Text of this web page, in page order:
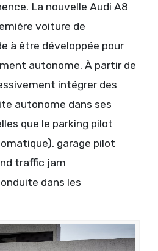
La nouvelle Audi A8
voiture de
à être développée pour
autonome. À partir de
intégrer des
autonome dans ses
que le parking pilot
garage pilot
traffic jam
dans les